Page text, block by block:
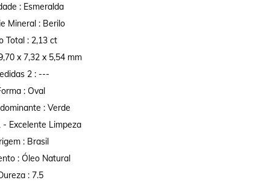
: Esmeralda
Mineral : Berilo
Total : 2,13 ct
x 7,32 x 5,54 mm
2 : ---
: Oval
: Verde
- Excelente Limpeza
: Brasil
: Óleo Natural
: 7.5